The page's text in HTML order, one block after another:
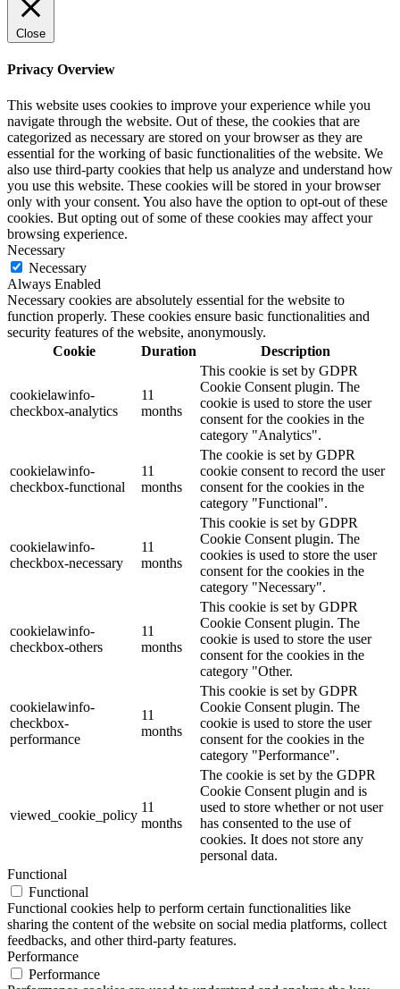
Close
Privacy Overview
This website uses cookies to improve your experience while you
navigate through the website. Out of these, the cookies that are
categorized as necessary are stored on your browser as they are
essential for the working of basic functionalities of the website. We
also use third-party cookies that help us analyze and understand how
you use this website. These cookies will be stored in your browser
only with your consent. You also have the option to opt-out of these
cookies. But opting out of some of these cookies may affect your
browsing experience.
Necessary
Necessary
Always Enabled
Necessary cookies are absolutely essential for the website to
function properly. These cookies ensure basic functionalities and
security features of the website, anonymously.
Cookie
Duration Description
cookielawinfo-
checkbox-analytics
11
months
This cookie is set by GDPR
Cookie Consent plugin. The
cookie is used to store the user
consent for the cookies in the
category "Analytics".
cookielawinfo-
checkbox-functional
11
months
The cookie is set by GDPR
cookie consent to record the user
consent for the cookies in the
category "Functional".
cookielawinfo-
checkbox-necessary
11
months
This cookie is set by GDPR
Cookie Consent plugin. The
cookies is used to store the user
consent for the cookies in the
category "Necessary".
cookielawinfo-
checkbox-others
11
months
This cookie is set by GDPR
Cookie Consent plugin. The
cookie is used to store the user
consent for the cookies in the
category "Other.
cookielawinfo-
checkbox-
performance
11
months
This cookie is set by GDPR
Cookie Consent plugin. The
cookie is used to store the user
consent for the cookies in the
category "Performance".
viewed_cookie_policy
11
months
The cookie is set by the GDPR
Cookie Consent plugin and is
used to store whether or not user
has consented to the use of
cookies. It does not store any
personal data.
Functional
Functional
Functional cookies help to perform certain functionalities like
sharing the content of the website on social media platforms, collect
feedbacks, and other third-party features.
Performance
Performance